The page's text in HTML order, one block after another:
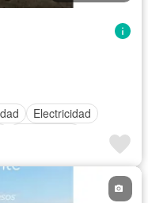
Electricidad